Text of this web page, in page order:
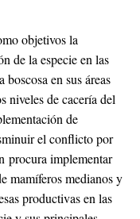
objetivos la
de la especie en las
en sus áreas
niveles de cacería del
de
el conflicto por
procura implementar
mamíferos medianos y
productivas en las